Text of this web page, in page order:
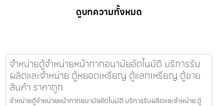
ดูบทความทั้งหมด
จำหน่ายตู้จำหน่ายหน้ากากอนามัย​อัตโนมัติ บริการรับ
ผลิตและจำหน่าย ตู้หยอดเหรียญ ตู้แลกเหรียญ ตู้ขาย
สินค้า ราคาถูก
จำหน่ายตู้จำหน่ายหน้ากากอนามัย​อัตโนมัติ บริการรับผลิตและจำหน่าย ตู้